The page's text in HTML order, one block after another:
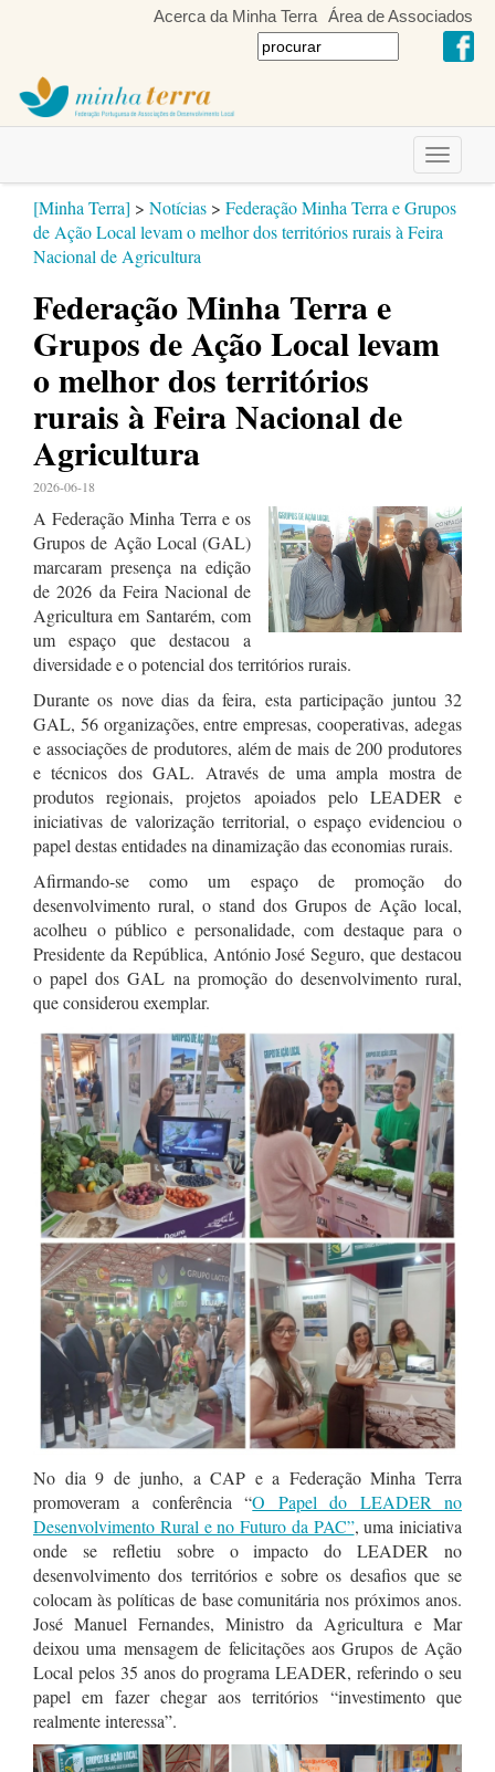
Acerca da Minha Terra Área de Associados
Toggle
[Minha Terra] > Notícias > Federação Minha Terra e Grupos
de Ação Local levam o melhor dos territórios rurais à Feira
Nacional de Agricultura
Federação Minha Terra e
Grupos de Ação Local levam
o melhor dos territórios
rurais à Feira Nacional de
Agricultura
2026-06-18
A Federação Minha Terra e os
Grupos de Ação Local (GAL)
marcaram presença na edição
de 2026 da Feira Nacional de
Agricultura em Santarém, com
um espaço que destacou a
diversidade e o potencial dos territórios rurais.
Durante os nove dias da feira, esta participação juntou 32
GAL, 56 organizações, entre empresas, cooperativas, adegas
e associações de produtores, além de mais de 200 produtores
e técnicos dos GAL. Através de uma ampla mostra de
produtos regionais, projetos apoiados pelo LEADER e
iniciativas de valorização territorial, o espaço evidenciou o
papel destas entidades na dinamização das economias rurais.
Afirmando-se como um espaço de promoção do
desenvolvimento rural, o stand dos Grupos de Ação local,
acolheu o público e personalidade, com destaque para o
Presidente da República, António José Seguro, que destacou
o papel dos GAL na promoção do desenvolvimento rural,
que considerou exemplar.
No dia 9 de junho, a CAP e a Federação Minha Terra
promoveram a conferência “O Papel do LEADER no
Desenvolvimento Rural e no Futuro da PAC”, uma iniciativa
onde se refletiu sobre o impacto do LEADER no
desenvolvimento dos territórios e sobre os desafios que se
colocam às políticas de base comunitária nos próximos anos.
José Manuel Fernandes, Ministro da Agricultura e Mar
deixou uma mensagem de felicitações aos Grupos de Ação
Local pelos 35 anos do programa LEADER, referindo o seu
papel em fazer chegar aos territórios “investimento que
realmente interessa”.